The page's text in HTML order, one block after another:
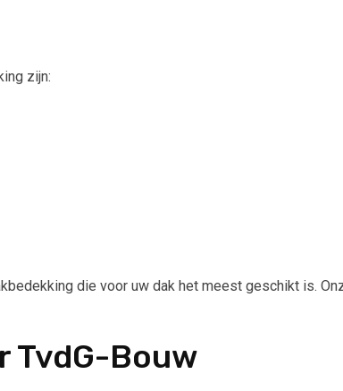
zijn:
die voor uw dak het meest geschikt is.
TvdG-Bouw